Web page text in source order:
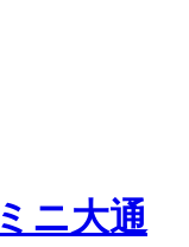
ニ大通